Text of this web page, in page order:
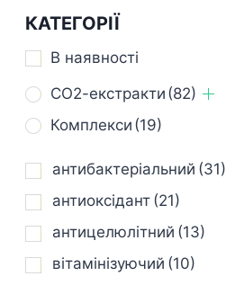
КАТЕГОРІЇ
В наявності
СО2-екстракти (82)
Комплекси (19)
антибактеріальний (31)
антиоксідант (21)
антицелюлітний (13)
вітамінізуючий (10)